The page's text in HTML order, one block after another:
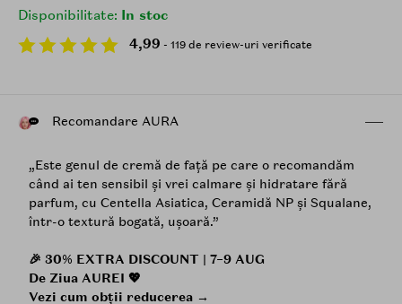
Disponibilitate: In stoc
4,99 - 119 de review-uri verificate
Recomandare AURA
„Este genul de cremă de față pe care o recomandăm
când ai ten sensibil și vrei calmare și hidratare fără
parfum, cu Centella Asiatica, Ceramidă NP și Squalane,
într-o textură bogată, ușoară.”
🎉 30% EXTRA DISCOUNT | 7–9 AUG
De Ziua AUREI 💖
Vezi cum obții reducerea →